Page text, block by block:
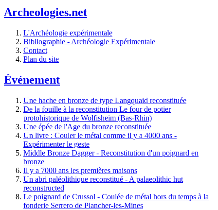
Archeologies.net
L'Archéologie expérimentale
Bibliographie - Archéologie Expérimentale
Contact
Plan du site
Événement
Une hache en bronze de type Langquaid reconstituée
De la fouille à la reconstitution Le four de potier
protohistorique de Wolfisheim (Bas-Rhin)
Une épée de l'Age du bronze reconstituée
Un livre : Couler le métal comme il y a 4000 ans -
Expérimenter le geste
Middle Bronze Dagger - Reconstitution d'un poignard en
bronze
Il y a 7000 ans les premières maisons
Un abri paléolithique reconstitué - A palaeolithic hut
reconstructed
Le poignard de Crussol - Coulée de métal hors du temps à la
fonderie Serrero de Plancher-les-Mines